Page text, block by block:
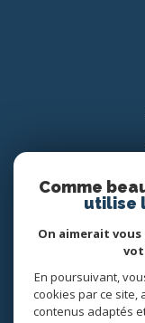
Comme
utilise
On aimerait
En poursuivant,
cookies par ce site,
contenus adaptés